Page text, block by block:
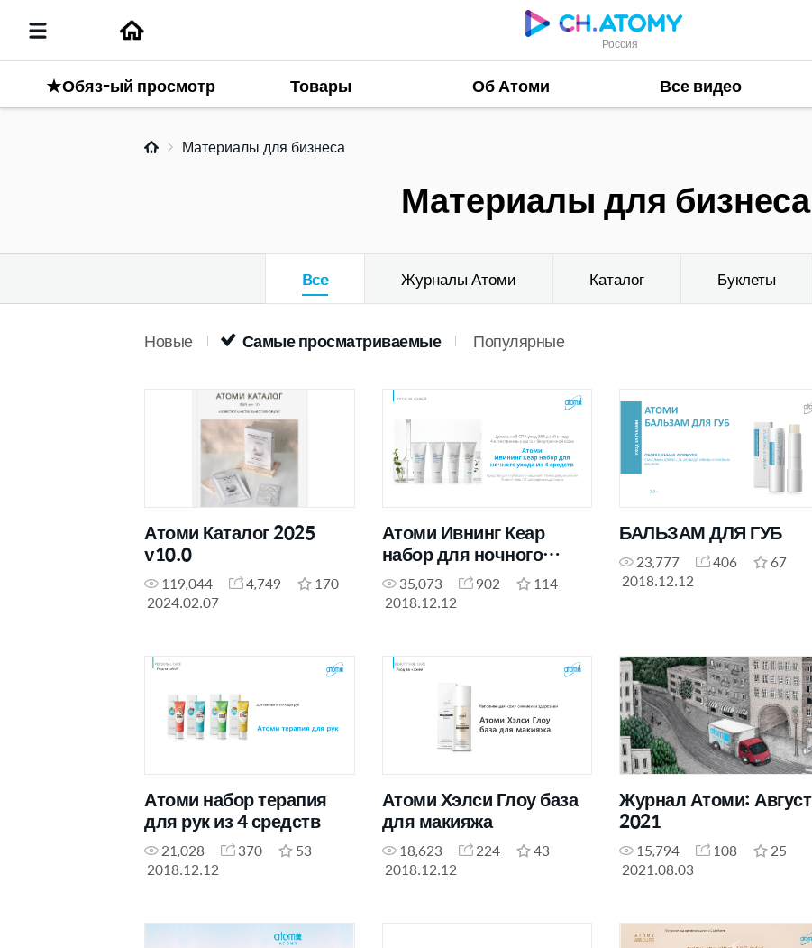
Россия
★Обяз-ый просмотр Товары Об Атоми Все видео
Материалы для бизнеса
Материалы для бизнеса
Все Журналы Атоми Каталог Буклеты
Новые Самые просматриваемые Популярные
Атоми Каталог 2025
v10.0
119,044 4,749
170
2024.02.07
Атоми Ивнинг Кеар
набор для ночного
ухода из 4 средств
35,073 902
114
2018.12.12
БАЛЬЗАМ ДЛЯ ГУБ
23,777 406
67
2018.12.12
Атоми набор терапия
для рук из 4 средств
21,028 370
53
2018.12.12
Атоми Хэлси Глоу база
для макияжа
18,623 224
43
2018.12.12
Журнал Атоми: Август
2021
15,794 108
25
2021.08.03